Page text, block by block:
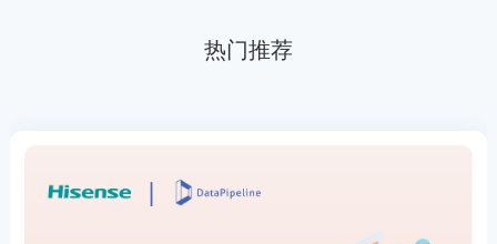
热门推荐